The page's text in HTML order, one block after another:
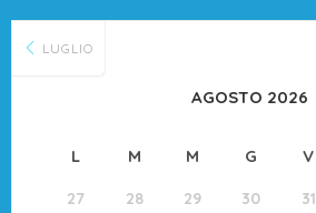
LUGLIO
AGOSTO 2026
L M M G V
27 28 29 30 31